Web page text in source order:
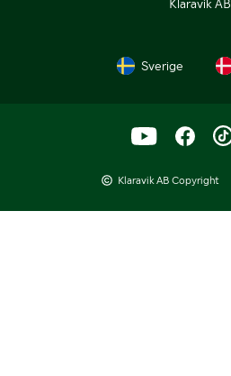
Klaravik AB.
Sverige
Klaravik AB Copyright